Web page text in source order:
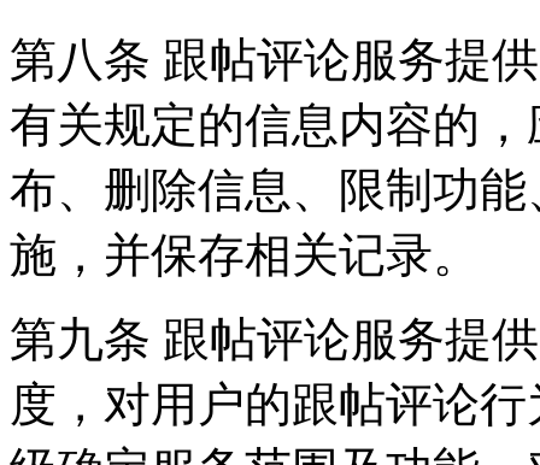
第八条 跟帖评论服务提
有关规定的信息内容的
布、删除信息、限制功
施，并保存相关记录。
第九条 跟帖评论服务提
度，对用户的跟帖评论